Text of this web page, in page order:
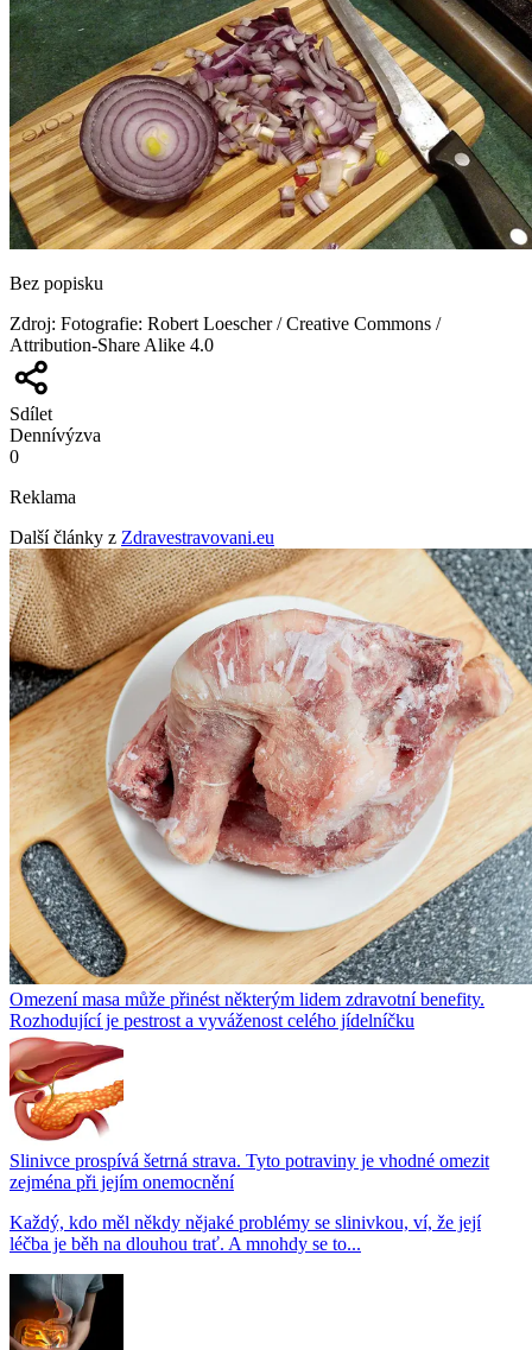
Bez popisku
Zdroj: Fotografie: Robert Loescher / Creative Commons /
Attribution-Share Alike 4.0
Sdílet
Dennívýzva
0
Reklama
Další články z Zdravestravovani.eu
Omezení masa může přinést některým lidem zdravotní benefity.
Rozhodující je pestrost a vyváženost celého jídelníčku
Slinivce prospívá šetrná strava. Tyto potraviny je vhodné omezit
zejména při jejím onemocnění
Každý, kdo měl někdy nějaké problémy se slinivkou, ví, že její
léčba je běh na dlouhou trať. A mnohdy se to...